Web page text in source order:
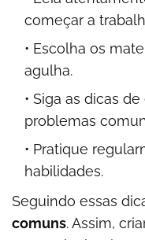
começar a
Escolha os
agulha.
Siga as dicas
problemas
Pratique
habilidades.
Seguindo essas
comuns. Assim,